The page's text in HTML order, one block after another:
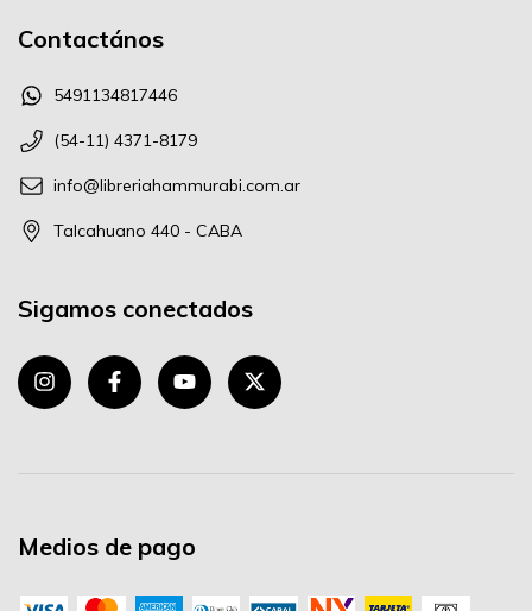
Contactános
5491134817446
(54-11) 4371-8179
info@libreriahammurabi.com.ar
Talcahuano 440 - CABA
Sigamos conectados
Medios de pago